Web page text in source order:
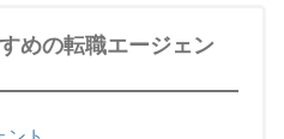
めの転職エージェン